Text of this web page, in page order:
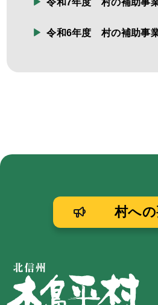
令和7年度 村の補助事
令和6年度 村の補助事
村へ